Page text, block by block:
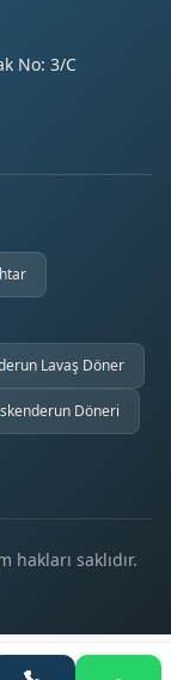
No: 3/C
Lavaş Döner
Döneri
saklıdır.